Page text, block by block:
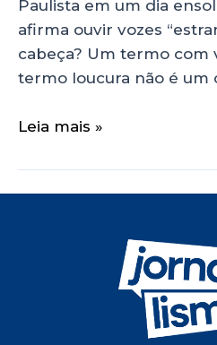
Paulista em um dia
afirma ouvir vozes
cabeça? Um termo com
termo loucura não é um
Leia mais »